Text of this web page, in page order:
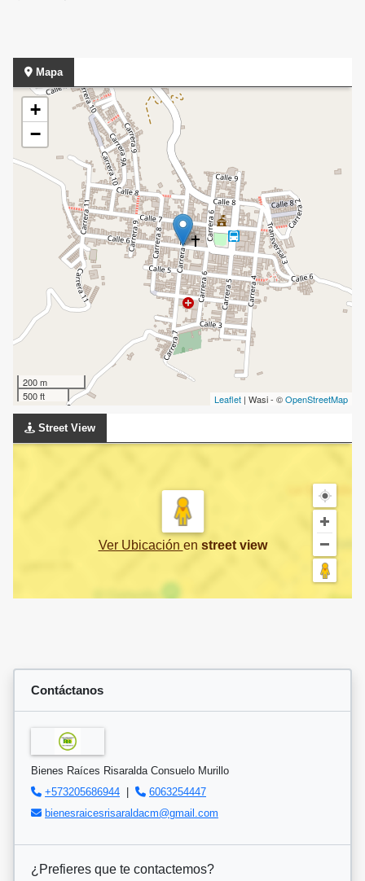
Mapa
+
−
200 m
500 ft
Leaflet | Wasi - ©OpenStreetMap
Street View
Ver Ubicación en street view
Contáctanos
Bienes Raíces Risaralda Consuelo Murillo
+573205686944 |
6063254447
bienesraicesrisaraldacm@gmail.com
¿Prefieres que te contactemos?